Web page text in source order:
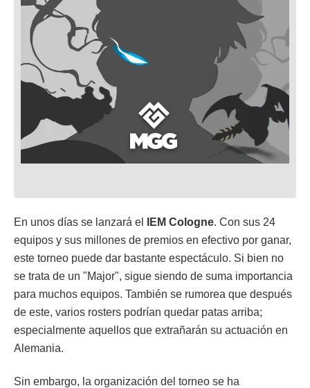
En unos días se lanzará el IEM Cologne. Con sus 24
equipos y sus millones de premios en efectivo por ganar,
este torneo puede dar bastante espectáculo. Si bien no
se trata de un "Major", sigue siendo de suma importancia
para muchos equipos. También se rumorea que después
de este, varios rosters podrían quedar patas arriba;
especialmente aquellos que extrañarán su actuación en
Alemania.
Sin embargo, la organización del torneo se ha